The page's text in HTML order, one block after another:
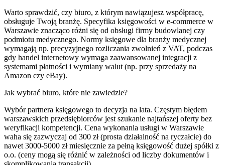
Warto sprawdzić, czy biuro, z którym nawiązujesz współpracę,
obsługuje Twoją branżę. Specyfika księgowości w e-commerce w
Warszawie znacząco różni się od obsługi firmy budowlanej czy
podmiotu medycznego. Normy księgowe dla branży medycznej
wymagają np. precyzyjnego rozliczania zwolnień z VAT, podczas
gdy handel internetowy wymaga zaawansowanej integracji z
systemami płatności i wymiany walut (np. przy sprzedaży na
Amazon czy eBay).
Jak wybrać biuro, które nie zawiedzie?
Wybór partnera księgowego to decyzja na lata. Częstym błędem
warszawskich przedsiębiorców jest szukanie najtańszej oferty bez
weryfikacji kompetencji. Cena wykonania usługi w Warszawie
waha się zazwyczaj od 300 zł (prosta działalność na ryczałcie) do
nawet 3000-5000 zł miesięcznie za pełną księgowość dużej spółki z
o.o. (ceny mogą się różnić w zależności od liczby dokumentów i